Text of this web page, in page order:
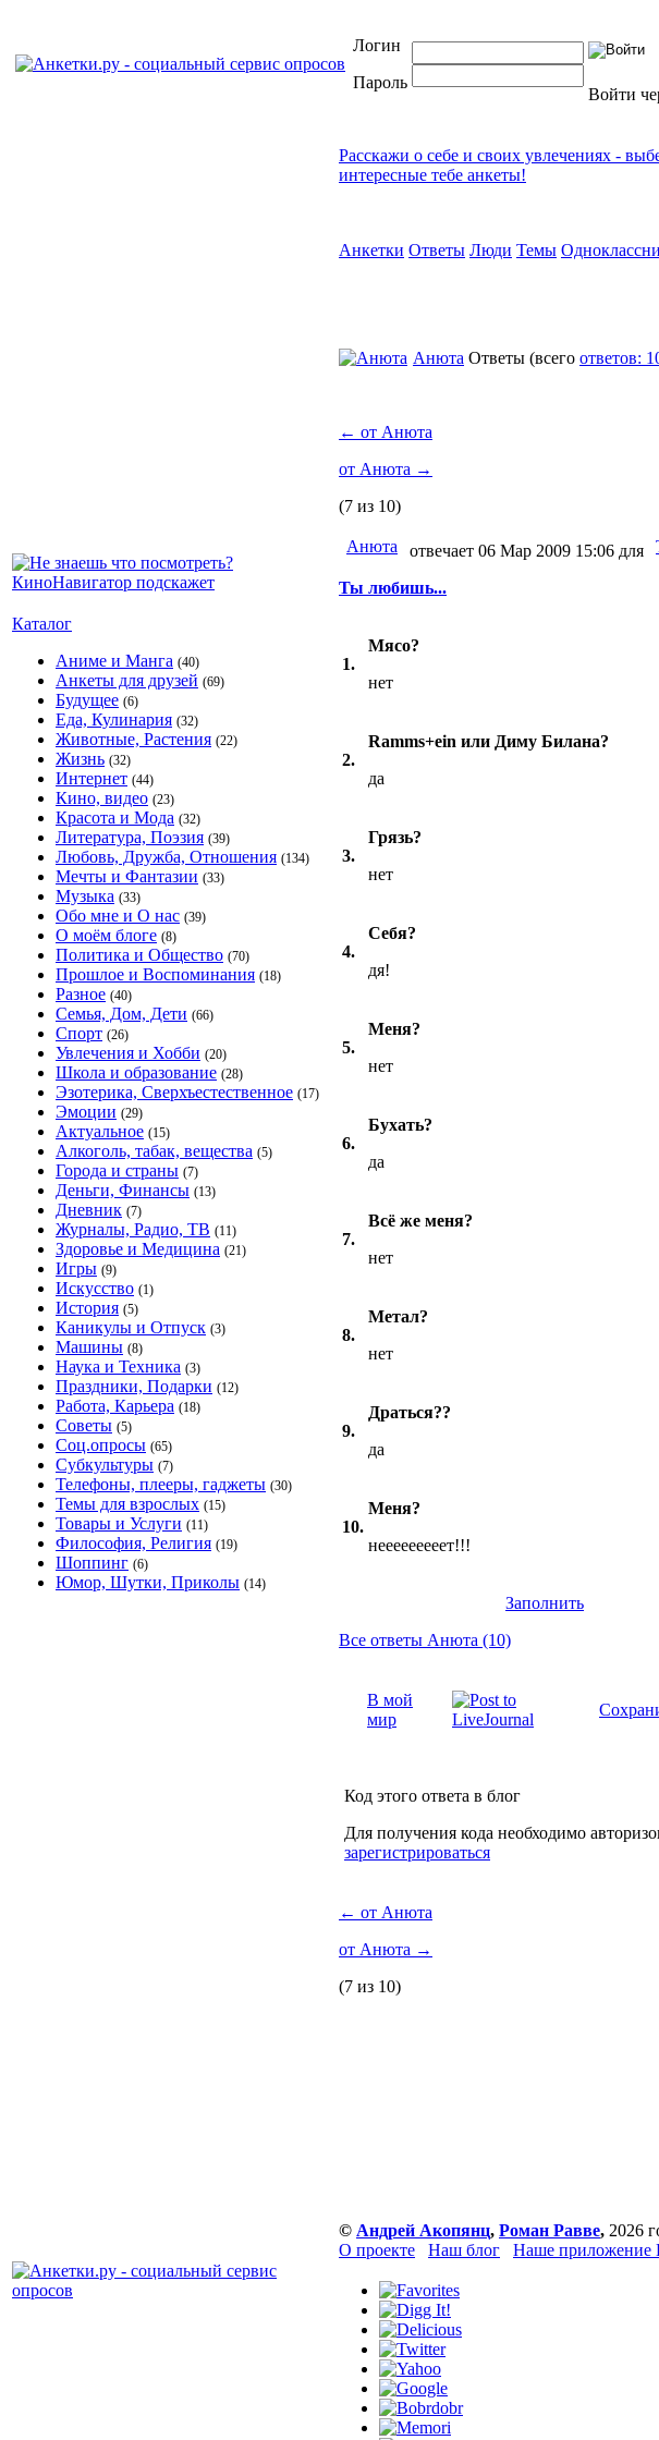
Логин
Пароль
Войти
Каталог
Аниме и Манга (40)
Анкеты для друзей (69)
Будущее (6)
Еда, Кулинария (32)
Животные, Растения (22)
Жизнь (32)
Интернет (44)
Кино, видео (23)
Красота и Мода (32)
Литература, Поэзия (39)
Любовь, Дружба, Отношения (134)
Мечты и Фантазии (33)
Музыка (33)
Обо мне и О нас (39)
О моём блоге (8)
Политика и Общество (70)
Прошлое и Воспоминания (18)
Разное (40)
Семья, Дом, Дети (66)
Спорт (26)
Увлечения и Хобби (20)
Школа и образование (28)
Эзотерика, Сверхъестественное (17)
Эмоции (29)
Актуальное (15)
Алкоголь, табак, вещества (5)
Города и страны (7)
Деньги, Финансы (13)
Дневник (7)
Журналы, Радио, ТВ (11)
Здоровье и Медицина (21)
Игры (9)
Искусство (1)
История (5)
Каникулы и Отпуск (3)
Машины (8)
Наука и Техника (3)
Праздники, Подарки (12)
Работа, Карьера (18)
Советы (5)
Соц.опросы (65)
Субкультуры (7)
Телефоны, плееры, гаджеты (30)
Темы для взрослых (15)
Товары и Услуги (11)
Философия, Религия (19)
Шоппинг (6)
Юмор, Шутки, Приколы (14)
Расскажи о себе и своих увлечениях -
интересные тебе анкеты!
Анкетки Ответы Люди Темы
Анюта Ответы (всего ответов:
← от Анюта
от Анюта →
(7 из 10)
Анюта отвечает 06 Мар 2009 15:06 для
Ты любишь...
1.
Мясо?
нет
2.
Ramms+ein или Диму Билана?
да
3.
Грязь?
нет
4.
Себя?
дя!
5.
Меня?
нет
6.
Бухать?
да
7.
Всё же меня?
нет
8.
Метал?
нет
9.
Драться??
да
10.
Меня?
нееееееееет!!!
Заполнить
Все ответы Анюта (10)
В мой
мир
Код этого ответа в блог
Для получения кода необходимо
зарегистрироваться
← от Анюта
от Анюта →
(7 из 10)
© Андрей Акопянц, Роман Равве, 2026
О проекте
Наш блог Наше приложение